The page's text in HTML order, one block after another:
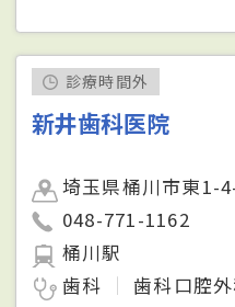
診療時間外
新井歯科医院
埼玉県桶川市東1-
048-771-1162
桶川駅
歯科
歯科口腔